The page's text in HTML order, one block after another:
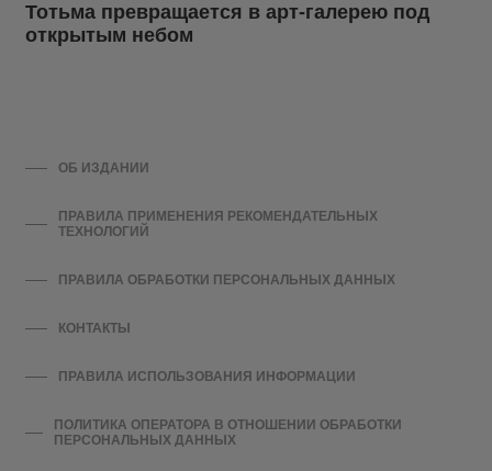
Тотьма превращается в арт-галерею под
открытым небом
ОБ ИЗДАНИИ
ПРАВИЛА ПРИМЕНЕНИЯ РЕКОМЕНДАТЕЛЬНЫХ
ТЕХНОЛОГИЙ
ПРАВИЛА ОБРАБОТКИ ПЕРСОНАЛЬНЫХ ДАННЫХ
КОНТАКТЫ
ПРАВИЛА ИСПОЛЬЗОВАНИЯ ИНФОРМАЦИИ
ПОЛИТИКА ОПЕРАТОРА В ОТНОШЕНИИ ОБРАБОТКИ
ПЕРСОНАЛЬНЫХ ДАННЫХ